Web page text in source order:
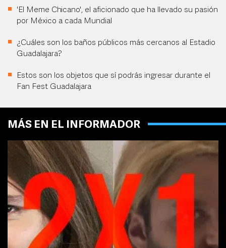
'El Meme Chicano', el aficionado que ha llevado su pasión
por México a cada Mundial
¿Cuáles son los baños públicos más cercanos al Estadio
Guadalajara?
Estos son los objetos que sí podrás ingresar durante el
Fan Fest Guadalajara
MÁS EN EL INFORMADOR